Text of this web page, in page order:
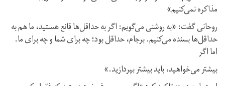
مذاکره نمی‌کنیم»
روحانی گفت: «به روشنی می‌گویم: اگر به حداقل‌ها قانع هستید، ما هم به
حداقل‌ها بسنده می‌کنیم. برجام، حداقل بود؛ چه برای شما و چه برای ما.
اما اگر
بیشتر می‌خواهید، باید بیشتر بپردازید.»